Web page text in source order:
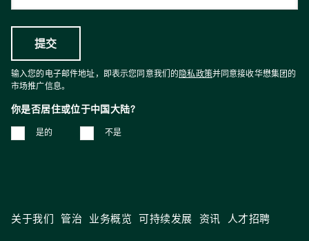
输入您的电子邮件地址，即表示您同意我们的隐私政策并同意接收华懋集团的
市场推广信息。
你是否居住或位于中国大陆?
是的 不是
关于我们 管治 业务概览 可持续发展 资讯 人才招聘